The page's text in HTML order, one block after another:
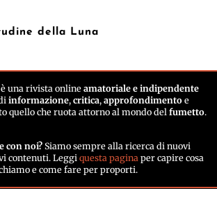
della Luna
una rivista online amatoriale e indipendente
informazione, critica, approfondimento e
quello che ruota attorno al mondo del fumetto.
con noi?Siamo sempre alla ricerca di nuovi
contenuti. Leggi questa pagina per capire cosa
e come fare per proporti.